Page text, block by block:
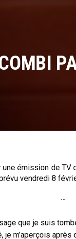
émission de TV
vendredi 8
…
que je suis
m’aperçois après